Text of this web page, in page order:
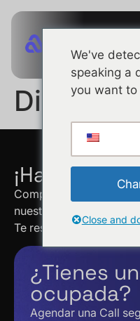
Direct TV
¡Hablemos!
Completa el formulario
nuestros especialistas
Te responderemos en
¿Tienes
ocupada?
Agendar una Call
We've
speaking a
you want to
Close and